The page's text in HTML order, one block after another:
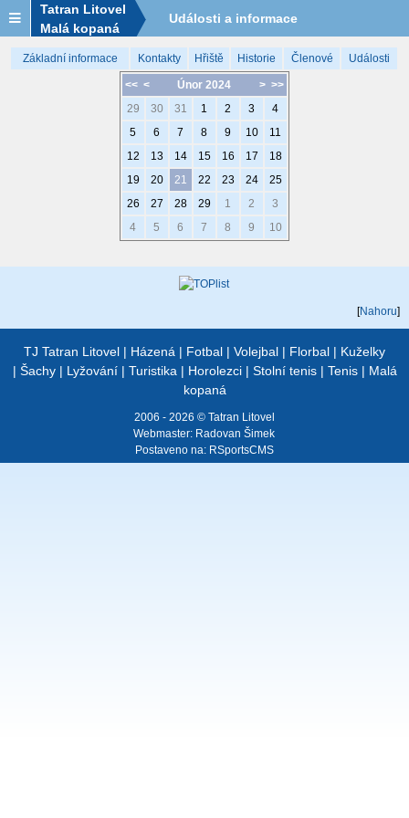
Tatran Litovel
Malá kopaná
Události a informace
Základní informace Kontakty Hřiště Historie Členové Události
<< < > >>
Únor 2024
29
30 31 1 2 3
4
5
6 7 8 9 10
11
12
13 14 15 16 17
18
19
20 21 22 23 24
25
26
27 28 29 1 2
3
4
5 6 7 8 9 10
[Nahoru]
TJ Tatran Litovel | Házená | Fotbal | Volejbal | Florbal | Kuželky
| Šachy| Lyžování| Turistika | Horolezci| Stolní tenis| Tenis| Malá
kopaná
2006 - 2026 © Tatran Litovel
Webmaster: Radovan Šimek
Postaveno na: RSportsCMS